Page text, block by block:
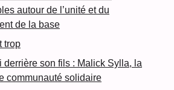
autour de l’unité et du
de la base
trop
derrière son fils : Malick Sylla, la
communauté solidaire